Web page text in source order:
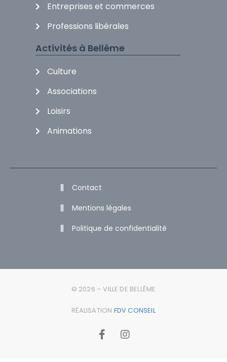
Entreprises et commerces
Professions libérales
Activités à Bellême
Culture
Associations
Loisirs
Animations
Contact
Mentions légales
Politique de confidentialité
© 2026 – VILLE DE BELLÊME
RÉALISATION FDV CONSEIL